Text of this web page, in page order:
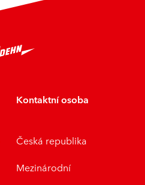
Kontaktní osoba
Česká republika
Mezinárodní